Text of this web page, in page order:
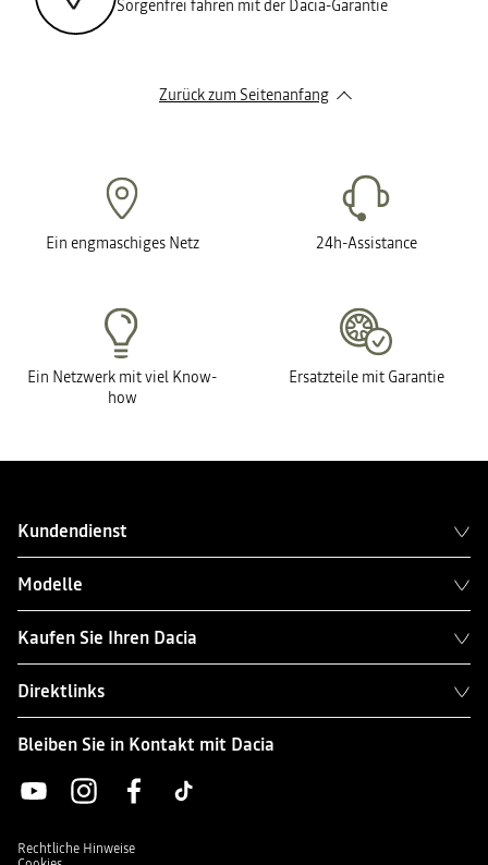
Sorgenfrei fahren mit der Dacia-Garantie
Zurück zum Seitenanfang
Ein engmaschiges Netz 24h-Assistance
Ein Netzwerk mit viel Know-
how
Ersatzteile mit Garantie
Kundendienst
Modelle
Kaufen Sie Ihren Dacia
Direktlinks
Bleiben Sie in Kontakt mit Dacia
Rechtliche Hinweise